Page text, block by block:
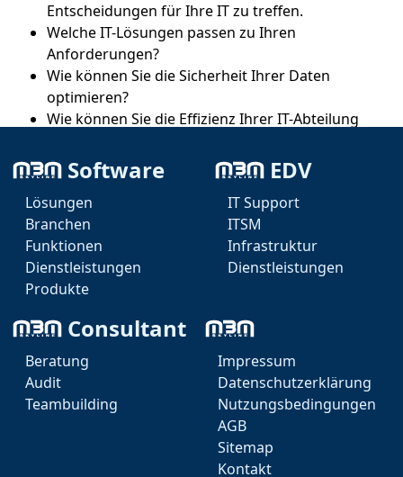
Entscheidungen für Ihre IT zu treffen.
Welche IT-Lösungen passen zu Ihren
Anforderungen?
Wie können Sie die Sicherheit Ihrer Daten
optimieren?
Wie können Sie die Effizienz Ihrer IT-Abteilung
Welche Technologien sind für Ihr Unternehmen
relevant?
Wie können Sie Ihre IT zukunftsfest gestalten?
Jetzt Anfrage starten!
Wir unterstützen Sie umgehend bei Ihren IT
Problemen.
KONTAKT
Software
Lösungen
Branchen
Funktionen
Dienstleistungen
Produkte
EDV
IT Support
ITSM
Infrastruktur
Dienstleistungen
Consultant
Beratung
Audit
Teambuilding
Impressum
Datenschutzerklärung
Nutzungsbedingungen
AGB
Sitemap
Kontakt